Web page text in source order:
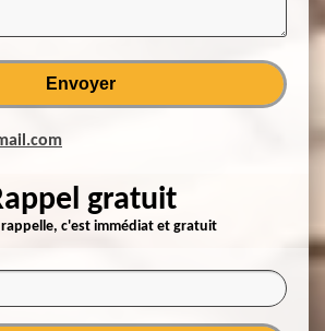
gratuit
c'est immédiat et gratuit